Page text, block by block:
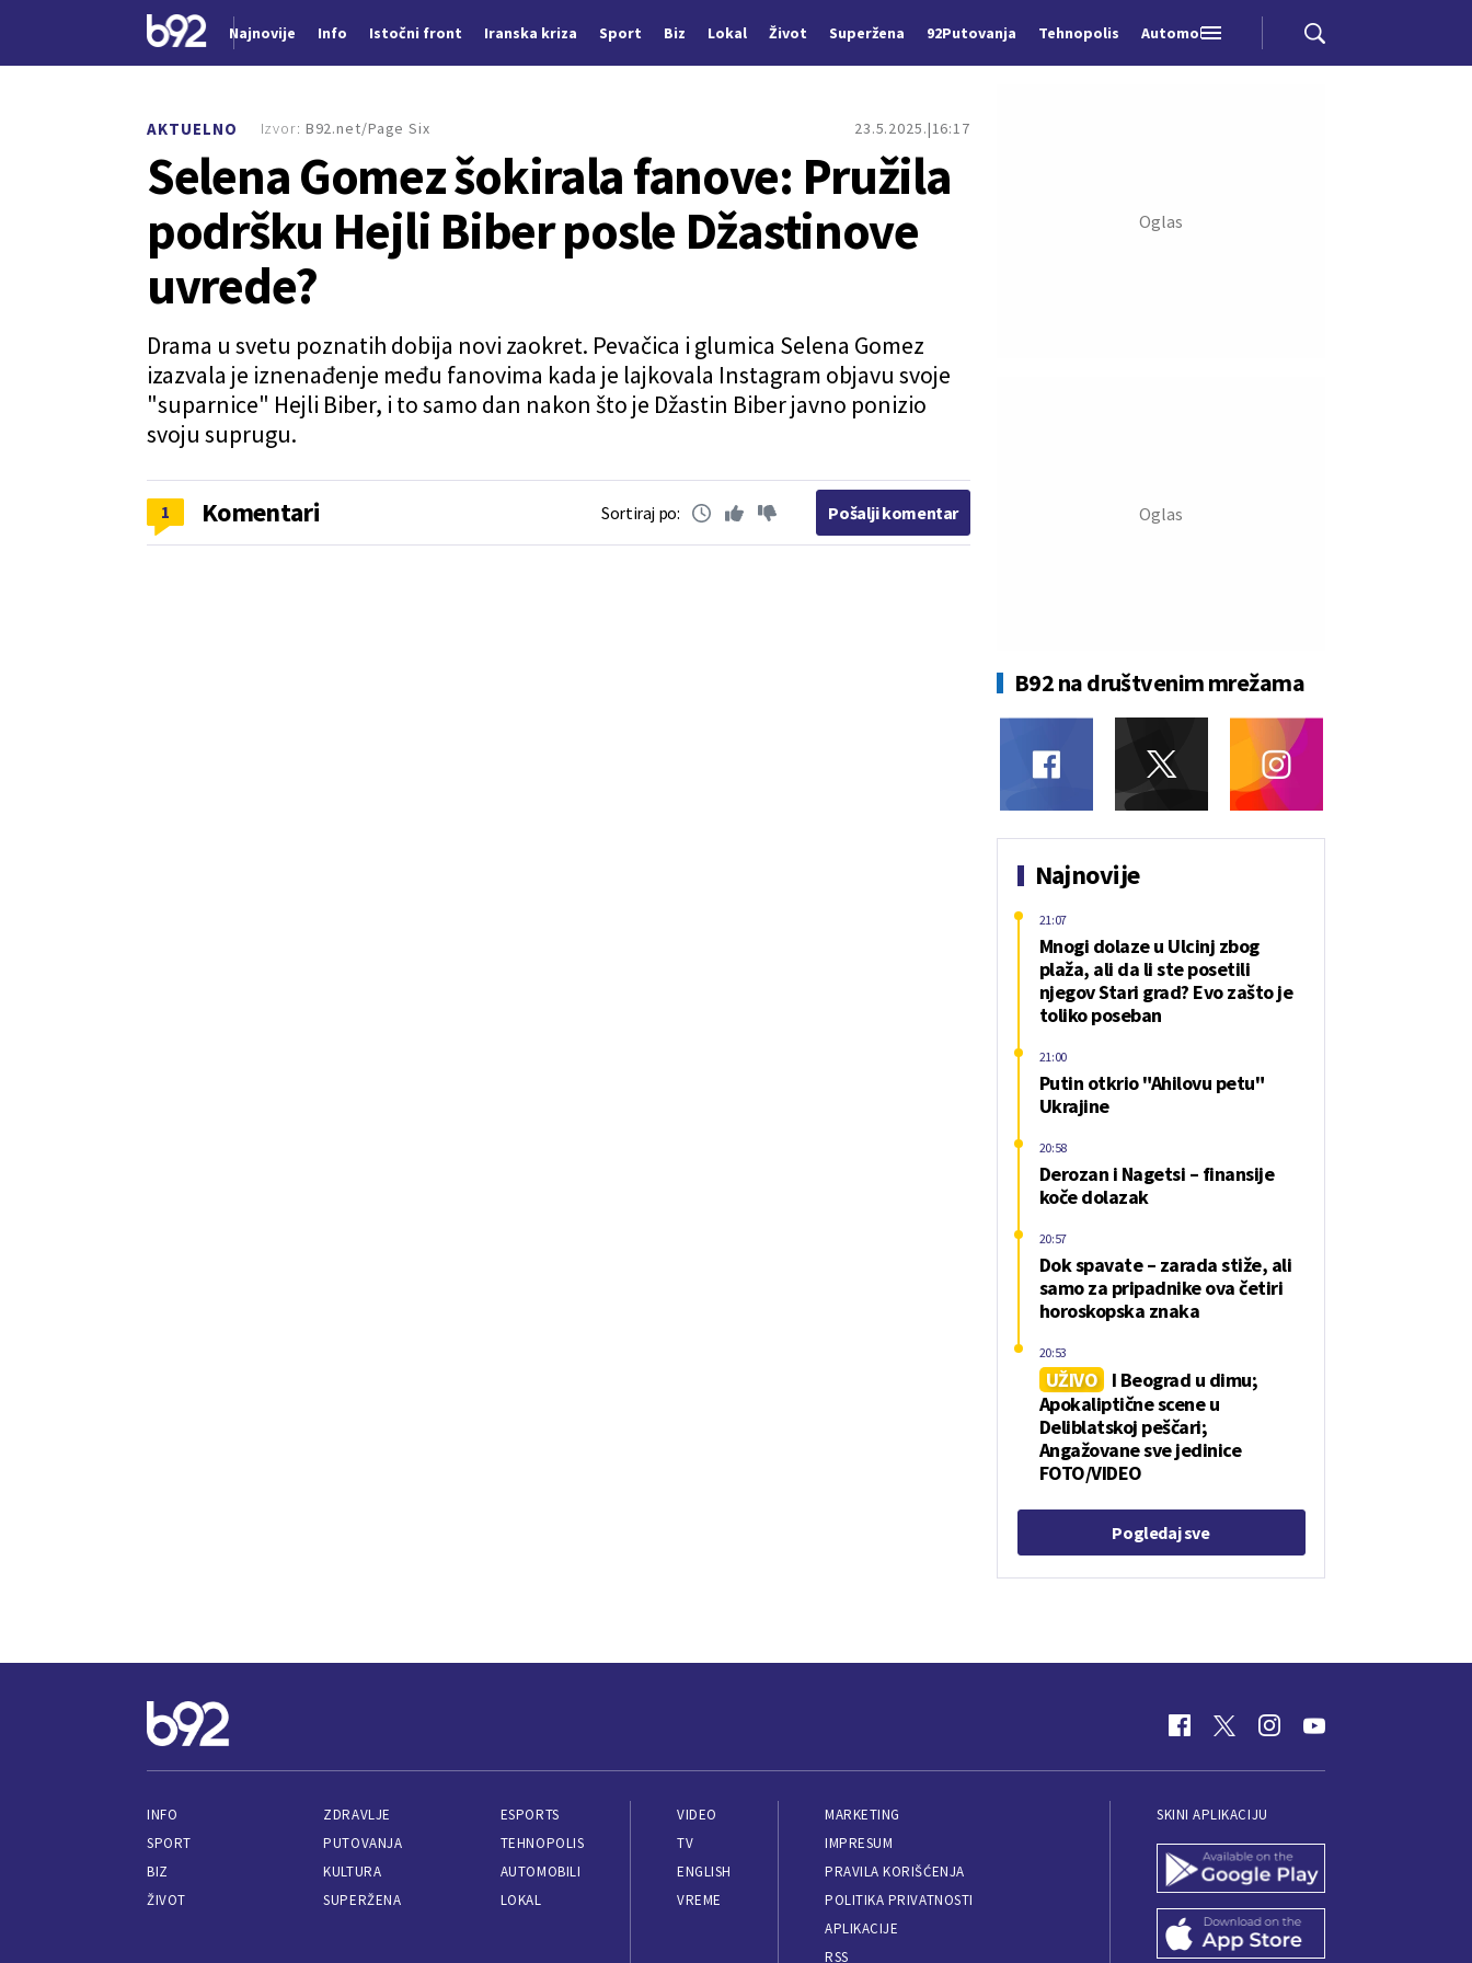
Najnovije Info Istočni front Iranska kriza Sport Biz Lokal Život Superžena 92Putovanja Tehnopolis Automobili
AKTUELNO 23.5.2025. 16:17
Selena Gomez šokirala fanove: Pružila
podršku Hejli Biber posle Džastinove
uvrede?
Drama u svetu poznatih dobija novi zaokret. Pevačica i glumica Selena Gomez
izazvala je iznenađenje među fanovima kada je lajkovala Instagram objavu svoje
"suparnice" Hejli Biber, i to samo dan nakon što je Džastin Biber javno ponizio
svoju suprugu.
Izvor: B92.net/Page Six
1 Komentari Sortiraj po: Pošalji komentar
B92 na društvenim mrežama
Najnovije
Mnogi dolaze u Ulcinj zbog
plaža, ali da li ste posetili
njegov Stari grad? Evo zašto je
toliko poseban
21:07
Putin otkrio "Ahilovu petu"
Ukrajine
21:00
Derozan i Nagetsi – finansije
koče dolazak
20:58
Dok spavate – zarada stiže, ali
samo za pripadnike ova četiri
horoskopska znaka
20:57
UŽIVO
I Beograd u dimu;
Apokaliptične scene u
Deliblatskoj peščari;
Angažovane sve jedinice
FOTO/VIDEO
20:53
Pogledaj sve
INFO
SPORT
BIZ
ŽIVOT
ZDRAVLJE
PUTOVANJA
KULTURA
SUPERŽENA
ESPORTS
TEHNOPOLIS
AUTOMOBILI
LOKAL
VIDEO
TV
ENGLISH
VREME
MARKETING
IMPRESUM
PRAVILA KORIŠĆENJA
POLITIKA PRIVATNOSTI
APLIKACIJE
RSS
SKINI APLIKACIJU